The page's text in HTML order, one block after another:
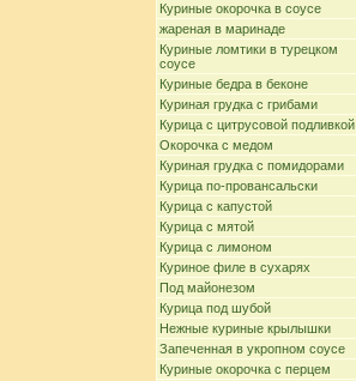
Куриные окорочка в соусе
жареная в маринаде
Куриные ломтики в турецком
соусе
Куриные бедра в беконе
Куриная грудка с грибами
Курица с цитрусовой подливкой
Окорочка с медом
Куриная грудка с помидорами
Курица по-провансальски
Курица с капустой
Курица с мятой
Курица с лимоном
Куриное филе в сухарях
Под майонезом
Курица под шубой
Нежные куриные крылышки
Запеченная в укропном соусе
Куриные окорочка с перцем